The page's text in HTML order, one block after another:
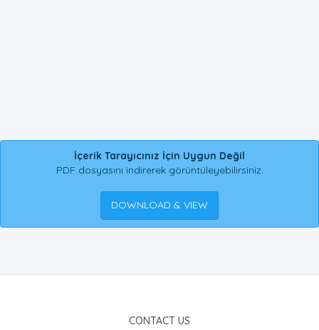
İçerik Tarayıcınız İçin Uygun Değil
PDF dosyasını indirerek görüntüleyebilirsiniz.
DOWNLOAD & VIEW
CONTACT US